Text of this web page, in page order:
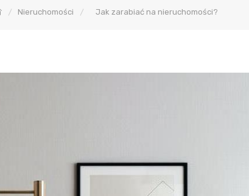
Nieruchomości Jak zarabiać na nieruchomości?